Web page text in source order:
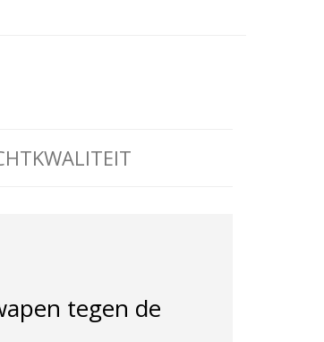
tegen de